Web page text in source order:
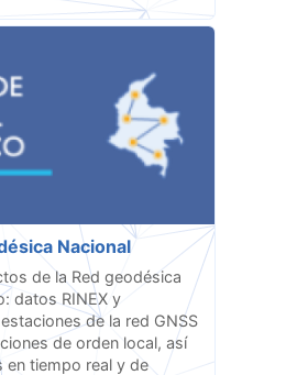
Nacional
de la Red geodésica
datos RINEX y
de la red GNSS
de orden local, así
tiempo real y de